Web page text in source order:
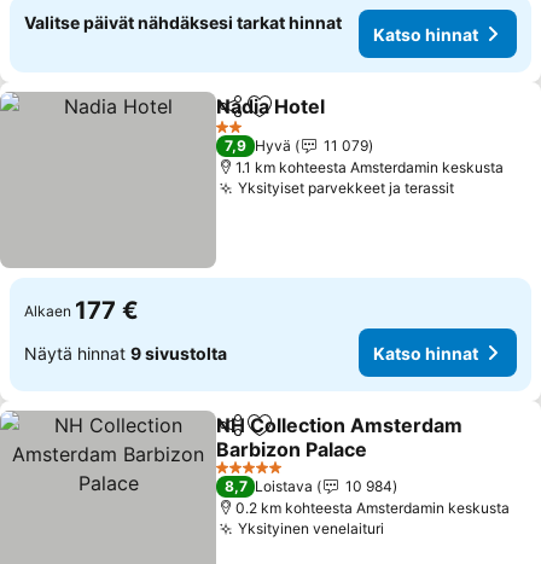
Valitse päivät nähdäksesi tarkat hinnat
Katso hinnat
Jaa Lisää suosikkeihin
Nadia Hotel
2 Tähtiluokitus
7,9 Hyvä
11 079
1.1 km kohteesta Amsterdamin keskusta
Yksityiset parvekkeet ja terassitKatso
Alkaen 177 €
Näytä hinnat 9 sivustolta Katso hinnat
Jaa Lisää suosikkeihin
NH Collection Amsterdam
Barbizon Palace
Katso hinnat
5 Tähtiluokitus
8,7 Loistava
10 984
0.2 km kohteesta Amsterdamin keskusta
Yksityinen venelaituri